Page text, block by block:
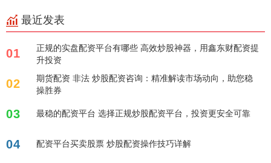
最近发表
01
正规的实盘配资平台有哪些 高效炒股神器，用鑫东财配资提
升投资
02
期货配资 非法 炒股配资咨询：精准解读市场动向，助您稳
操胜券
03 最稳的配资平台 选择正规炒股配资平台，投资更安全可靠
04 配资平台买卖股票 炒股配资操作技巧详解